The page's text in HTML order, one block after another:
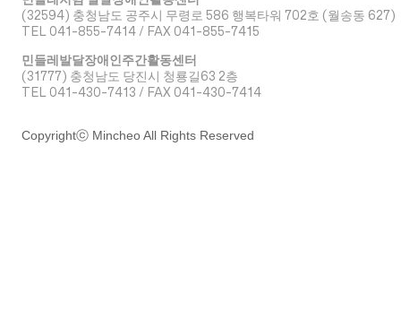
(32594) 충청남도 공주시 무령로 586 행복타워 702호 (월송동 627)
TEL 041-855-7414 / FAX 041-855-7415
민들레발달장애인주간활동센터
(31777) 충청남도 당진시 청룡길63 2층
TEL 041-430-7413 / FAX 041-430-7414
Copyrightⓒ Mincheo All Rights Reserved